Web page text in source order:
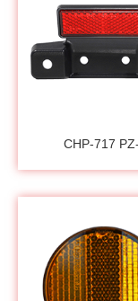
CHP-717